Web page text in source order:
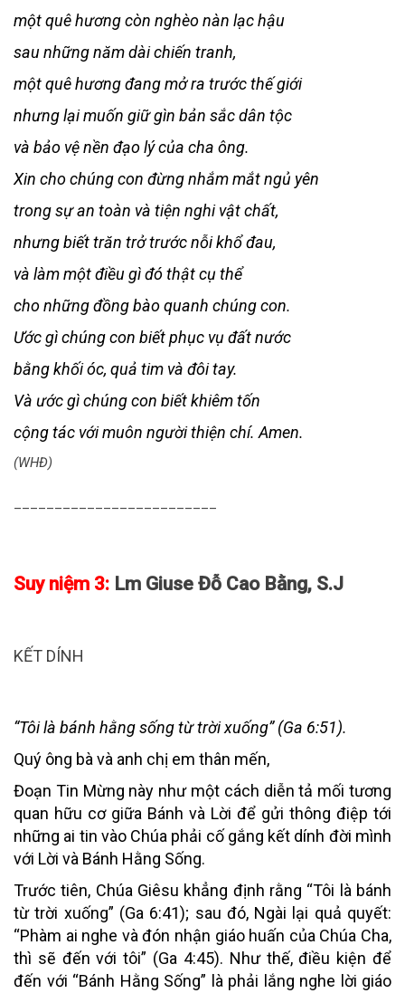
một quê hương còn nghèo nàn lạc hậu
sau những năm dài chiến tranh,
một quê hương đang mở ra trước thế giới
nhưng lại muốn giữ gìn bản sắc dân tộc
và bảo vệ nền đạo lý của cha ông.
Xin cho chúng con đừng nhắm mắt ngủ yên
trong sự an toàn và tiện nghi vật chất,
nhưng biết trăn trở trước nỗi khổ đau,
và làm một điều gì đó thật cụ thể
cho những đồng bào quanh chúng con.
Ước gì chúng con biết phục vụ đất nước
bằng khối óc, quả tim và đôi tay.
Và ước gì chúng con biết khiêm tốn
cộng tác với muôn người thiện chí. Amen.
(WHĐ)
Suy niệm 3: Lm Giuse Đỗ Cao Bằng, S.J
KẾT DÍNH
“Tôi là bánh hằng sống từ trời xuống” (Ga 6:51).
Quý ông bà và anh chị em thân mến,
Đoạn Tin Mừng này như một cách diễn tả mối tương
quan hữu cơ giữa Bánh và Lời để gửi thông điệp tới
những ai tin vào Chúa phải cố gắng kết dính đời mình
với Lời và Bánh Hằng Sống.
Trước tiên, Chúa Giêsu khẳng định rằng “Tôi là bánh
từ trời xuống” (Ga 6:41); sau đó, Ngài lại quả quyết:
“Phàm ai nghe và đón nhận giáo huấn của Chúa Cha,
thì sẽ đến với tôi” (Ga 4:45). Như thế, điều kiện để
đến với “Bánh Hằng Sống” là phải lắng nghe lời giáo